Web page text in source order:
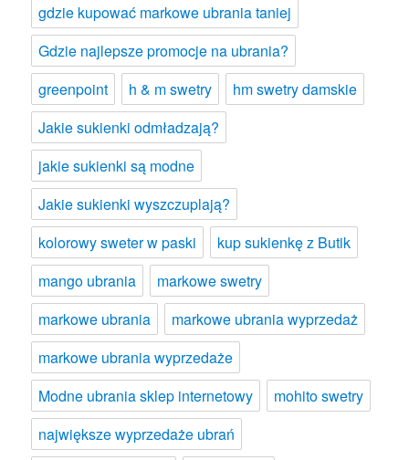
gdzie kupować markowe ubrania taniej
Gdzie najlepsze promocje na ubrania?
greenpoint
h & m swetry
hm swetry damskie
Jakie sukienki odmładzają?
jakie sukienki są modne
Jakie sukienki wyszczuplają?
kolorowy sweter w paski
kup sukienkę z Butik
mango ubrania
markowe swetry
markowe ubrania
markowe ubrania wyprzedaż
markowe ubrania wyprzedaże
Modne ubrania sklep internetowy
mohito swetry
największe wyprzedaże ubrań